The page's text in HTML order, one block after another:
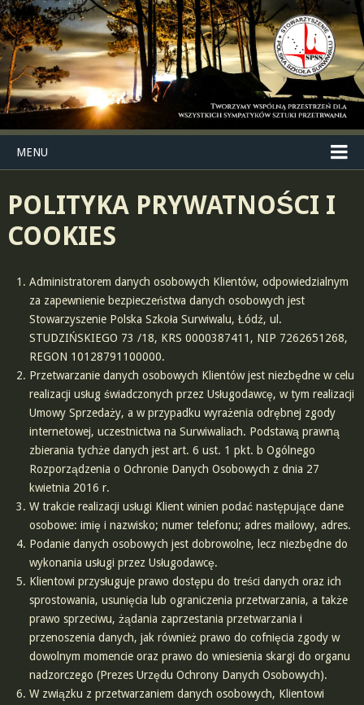
MENU
POLITYKA PRYWATNOŚCI I
COOKIES
Administratorem danych osobowych Klientów, odpowiedzialnym
za zapewnienie bezpieczeństwa danych osobowych jest
Stowarzyszenie Polska Szkoła Surwiwalu, Łódź, ul.
STUDZIŃSKIEGO 73 /18, KRS 0000387411, NIP 7262651268,
REGON 10128791100000.
Przetwarzanie danych osobowych Klientów jest niezbędne w celu
realizacji usług świadczonych przez Usługodawcę, w tym realizacji
Umowy Sprzedaży, a w przypadku wyrażenia odrębnej zgody
internetowej, uczestnictwa na Surwiwaliach. Podstawą prawną
zbierania tychże danych jest art. 6 ust. 1 pkt. b Ogólnego
Rozporządzenia o Ochronie Danych Osobowych z dnia 27
kwietnia 2016 r.
W trakcie realizacji usługi Klient winien podać następujące dane
osobowe: imię i nazwisko; numer telefonu; adres mailowy, adres.
Podanie danych osobowych jest dobrowolne, lecz niezbędne do
wykonania usługi przez Usługodawcę.
Klientowi przysługuje prawo dostępu do treści danych oraz ich
sprostowania, usunięcia lub ograniczenia przetwarzania, a także
prawo sprzeciwu, żądania zaprzestania przetwarzania i
przenoszenia danych, jak również prawo do cofnięcia zgody w
dowolnym momencie oraz prawo do wniesienia skargi do organu
nadzorczego (Prezes Urzędu Ochrony Danych Osobowych).
W związku z przetwarzaniem danych osobowych, Klientowi